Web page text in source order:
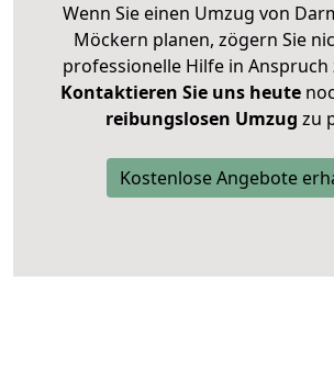
Wenn Sie einen Umzug von
Möckern planen, zögern Sie
professionelle Hilfe in Anspruch
Kontaktieren Sie uns heute
reibungslosen Umzug zu
Kostenlose Angebote